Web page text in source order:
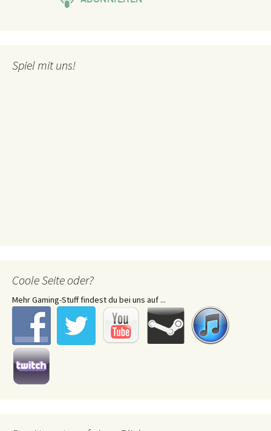
Spiel mit uns!
Coole Seite oder?
Mehr Gaming-Stuff findest du bei uns auf ...